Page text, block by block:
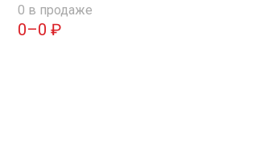
0 в продаже
0–0 ₽